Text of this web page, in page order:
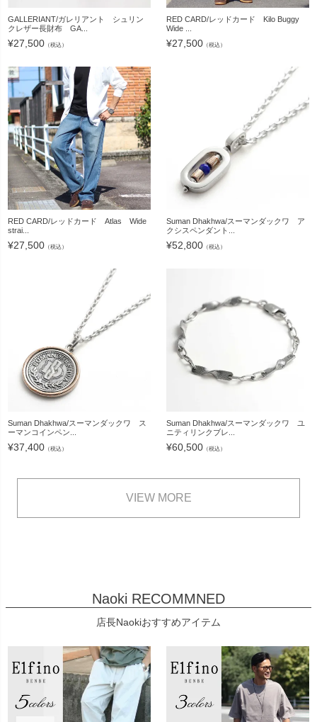
GALLERIANT/ガレリアント シュリン
クレザー長財布 GA...
¥27,500 （税込）
RED CARD/レッドカード Kilo Buggy
Wide ...
¥27,500 （税込）
RED CARD/レッドカード Atlas Wide
strai...
¥27,500 （税込）
Suman Dhakhwa/スーマンダックワ ア
クシスペンダント...
¥52,800 （税込）
Suman Dhakhwa/スーマンダックワ ス
ーマンコインペン...
¥37,400 （税込）
Suman Dhakhwa/スーマンダックワ ユ
ニティリンクブレ...
¥60,500 （税込）
VIEW MORE
Naoki RECOMMNED
店長Naokiおすすめアイテム